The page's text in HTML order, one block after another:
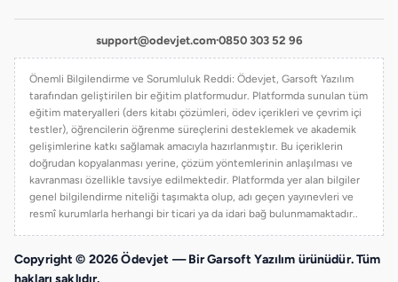
support@odevjet.com·0850 303 52 96
Önemli Bilgilendirme ve Sorumluluk Reddi: Ödevjet, Garsoft Yazılım
tarafından geliştirilen bir eğitim platformudur. Platformda sunulan tüm
eğitim materyalleri (ders kitabı çözümleri, ödev içerikleri ve çevrim içi
testler), öğrencilerin öğrenme süreçlerini desteklemek ve akademik
gelişimlerine katkı sağlamak amacıyla hazırlanmıştır. Bu içeriklerin
doğrudan kopyalanması yerine, çözüm yöntemlerinin anlaşılması ve
kavranması özellikle tavsiye edilmektedir. Platformda yer alan bilgiler
genel bilgilendirme niteliği taşımakta olup, adı geçen yayınevleri ve
resmî kurumlarla herhangi bir ticari ya da idari bağ bulunmamaktadır..
Copyright © 2026 Ödevjet — Bir Garsoft Yazılım ürünüdür. Tüm
hakları saklıdır.